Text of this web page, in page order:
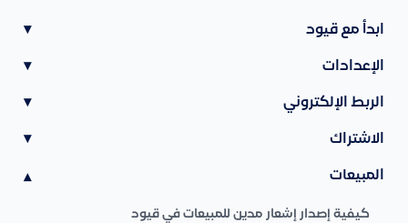
ابدأ مع قيود ▾
الإعدادات ▾
الربط الإلكتروني ▾
الاشتراك ▾
المبيعات ▾
كيفية إصدار إشعار مدين للمبيعات في قيود